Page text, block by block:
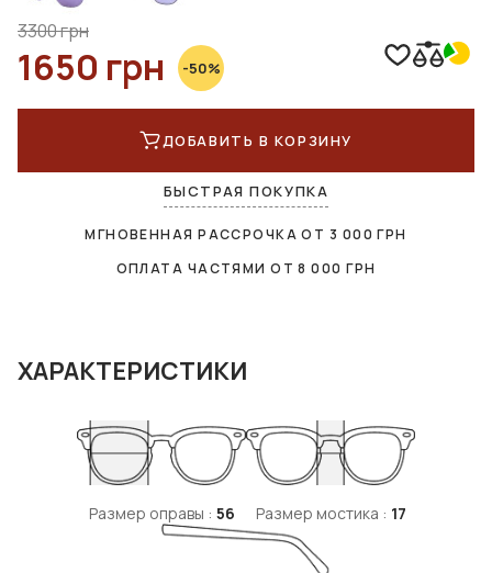
3300 грн
1650 грн -50%
ДОБАВИТЬ В КОРЗИНУ
БЫСТРАЯ ПОКУПКА
МГНОВЕННАЯ РАССРОЧКА ОТ 3 000 ГРН
ОПЛАТА ЧАСТЯМИ ОТ8 000 ГРН
ХАРАКТЕРИСТИКИ
Размер оправы : 56 Размер мостика : 17